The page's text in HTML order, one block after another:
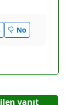
No
yanıt